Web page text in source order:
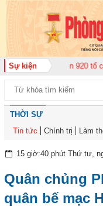
Sự kiện
Không quân 920 tổ chức
THỜI SỰ
Tin tức
Chính trị Làm
15 giờ:40 phút Thứ tư,
Quân chủng
quân bế mạc